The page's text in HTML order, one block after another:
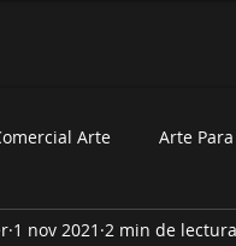
Arte Arte
1 nov 2021 2 min de lectura